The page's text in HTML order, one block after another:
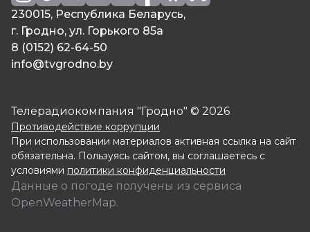
230015, Республика Беларусь,
г. Гродно, ул. Горького 85а
8 (0152) 62-64-50
info@tvgrodno.by
Телерадиокомпания "Гродно" © 2026
Противодействие коррупции
При использовании материалов активная ссылка на сайт
обязательна. Пользуясь сайтом, вы соглашаетесь с
условиями политики конфиденциальности
Данные о погоде получены из сервиса
OpenWeatherMap.